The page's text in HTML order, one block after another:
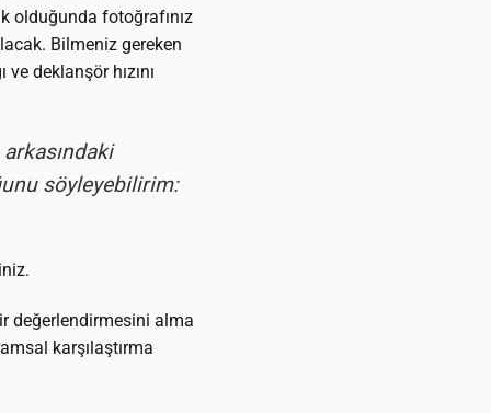
olduğunda fotoğrafınız
Bilmeniz gereken
deklanşör hızını
söyleyebilirim:
değerlendirmesini alma
karşılaştırma